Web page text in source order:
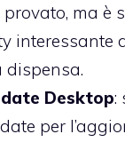
ma è
interessante
dispensa.
Desktop:
per